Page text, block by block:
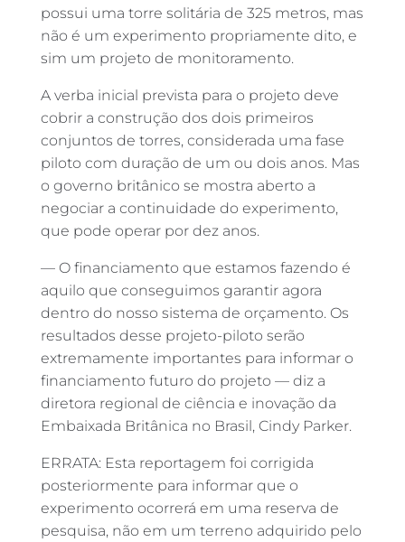
possui uma torre solitária de 325 metros, mas
não é um experimento propriamente dito, e
sim um projeto de monitoramento.
A verba inicial prevista para o projeto deve
cobrir a construção dos dois primeiros
conjuntos de torres, considerada uma fase
piloto com duração de um ou dois anos. Mas
o governo britânico se mostra aberto a
negociar a continuidade do experimento,
que pode operar por dez anos.
— O financiamento que estamos fazendo é
aquilo que conseguimos garantir agora
dentro do nosso sistema de orçamento. Os
resultados desse projeto-piloto serão
extremamente importantes para informar o
financiamento futuro do projeto — diz a
diretora regional de ciência e inovação da
Embaixada Britânica no Brasil, Cindy Parker.
ERRATA: Esta reportagem foi corrigida
posteriormente para informar que o
experimento ocorrerá em uma reserva de
pesquisa, não em um terreno adquirido pelo